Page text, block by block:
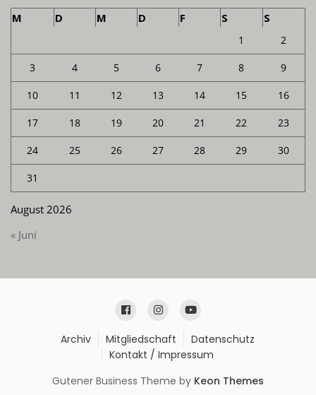
August 2026
M D M D F S S
1 2
3 4 5 6 7 8 9
10 11 12 13 14 15 16
17 18 19 20 21 22 23
24 25 26 27 28 29 30
31
« Juni
Archiv Mitgliedschaft
Datenschutz
Kontakt / Impressum
Gutener Business Theme by Keon Themes